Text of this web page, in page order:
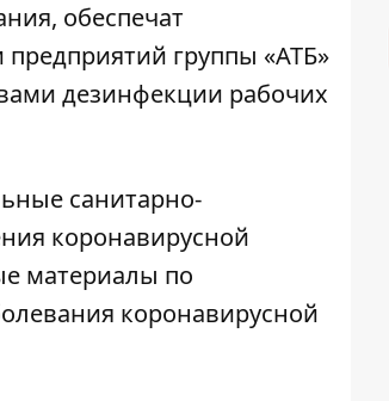
обеспечат
группы «АТБ»
дезинфекции рабочих
санитарно-
коронавирусной
материалы по
коронавирусной